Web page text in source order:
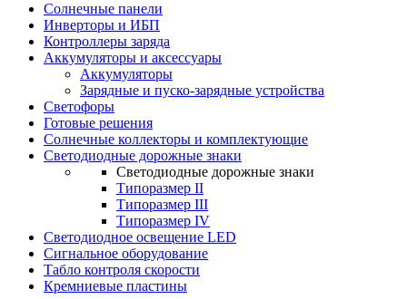
Солнечные панели
Инверторы и ИБП
Контроллеры заряда
Аккумуляторы и аксессуары
Аккумуляторы
Зарядные и пуско-зарядные устройства
Светофоры
Готовые решения
Солнечные коллекторы и комплектующие
Светодиодные дорожные знаки
Светодиодные дорожные знаки
Типоразмер II
Типоразмер III
Типоразмер IV
Светодиодное освещение LED
Сигнальное оборудование
Табло контроля скорости
Кремниевые пластины